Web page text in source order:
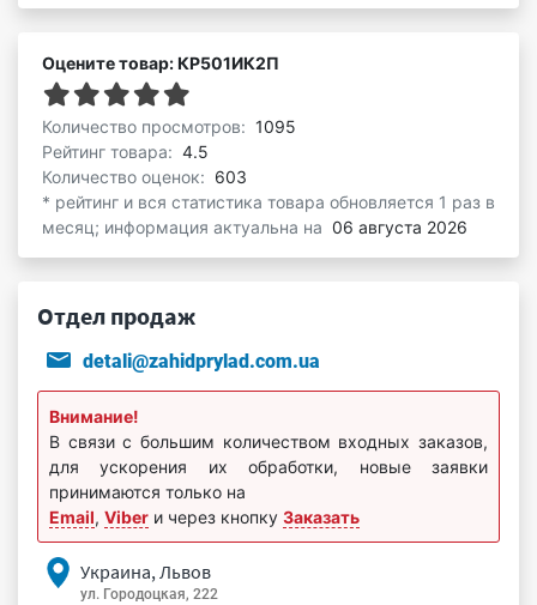
Оцените товар: КР501ИК2П
Количество просмотров: 1095
Рейтинг товара: 4.5
Количество оценок: 603
* рейтинг и вся статистика товара обновляется 1 раз в
месяц; информация актуальна на 06 августа 2026
Отдел продаж
detali@zahidprylad.com.ua
Внимание!
В связи с большим количеством входных заказов,
для ускорения их обработки, новые заявки
принимаются только на
Email, Viber и через кнопку Заказать
Украина, Львов
ул. Городоцкая, 222